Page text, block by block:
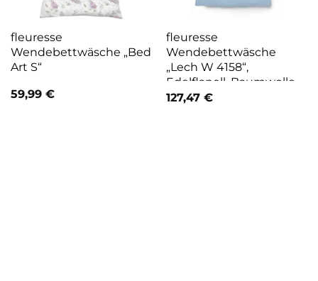
fleuresse
Wendebettwäsche „Bed
Art S“
59,99 €
fleuresse
Wendebettwäsche
„Lech W 4158“,
Edelflanell, Baumwolle,
in Gr. 135×200, 155×220,
127,47 €